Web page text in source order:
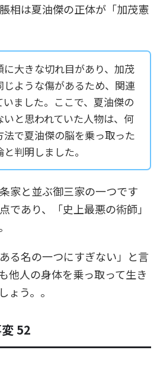
相は夏油傑の正体が「加茂憲
に大きな切れ目があり、加茂
じような傷があるため、関連
いました。ここで、夏油傑の
いと思われていた人物は、何
法で夏油傑の脳を乗っ取った
判明しました。
家と並ぶ御三家の一つです
であり、「史上最悪の術師」
る名の一つにすぎない」と言
他人の身体を乗っ取って生き
ょう。。
52